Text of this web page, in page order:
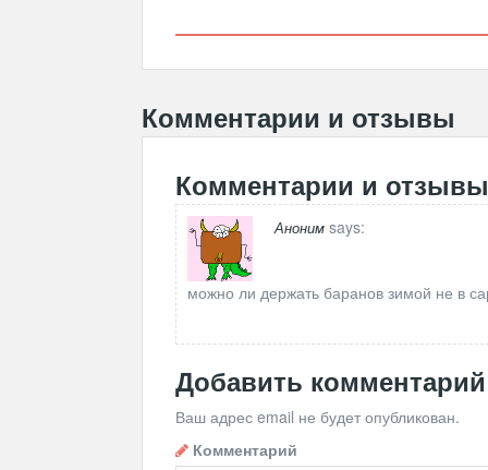
Комментарии и отзывы
Комментарии и отзывы
Аноним says:
можно ли держать баранов зимой не в
Добавить комментарий
Ваш адрес email не будет опубликован.
Комментарий